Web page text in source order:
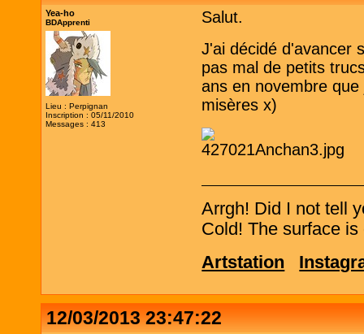
Yea-ho
BDApprenti
Lieu : Perpignan
Inscription : 05/11/2010
Messages : 413
Salut.
J'ai décidé d'avancer
pas mal de petits
ans en novembre
misères x)
Arrgh! Did I not tell
Cold! The surface
Artstation
12/03/2013 23:47:22